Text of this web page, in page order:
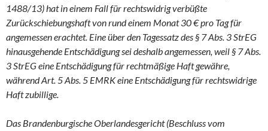
1488/13) hat in einem Fall für rechtswidrig verbüßte
Zurückschiebungshaft von rund einem Monat 30 € pro Tag für
angemessen erachtet. Eine über den Tagessatz des § 7 Abs. 3 StrEG
hinausgehende Entschädigung sei deshalb angemessen, weil § 7 Abs.
3 StrEG eine Entschädigung für rechtmäßige Haft gewähre,
während Art. 5 Abs. 5 EMRK eine Entschädigung für rechtswidrige
Haft zubillige.
Das Brandenburgische Oberlandesgericht (Beschluss vom